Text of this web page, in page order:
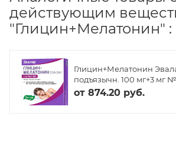
действующим
"Глицин+Мелатонин" :
Глицин+Мелатонин
подъязычн. 100 мг+3 мг
от 874.20 руб.